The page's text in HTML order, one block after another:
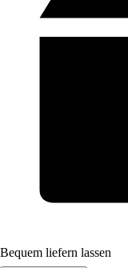
Bequem liefern lassen